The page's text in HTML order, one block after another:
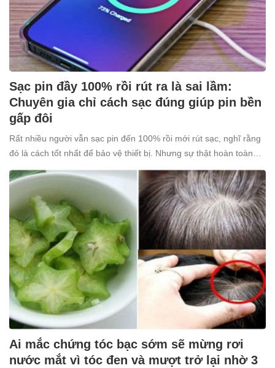
Sạc pin đầy 100% rồi rút ra là sai lầm:
Chuyên gia chỉ cách sạc đúng giúp pin bền
gấp đôi
Rất nhiều người vẫn sạc pin đến 100% rồi mới rút sạc, nghĩ rằng
đó là cách tốt nhất để bảo vệ thiết bị. Nhưng sự thật hoàn toàn
ngược lại: thói quen tưởng chừng “vô hại” này lại âm thầm khiến
pin nhanh chai, giảm tuổi thọ.
Ai mắc chứng tóc bạc sớm sẽ mừng rơi
nước mắt vì tóc đen và mượt trở lại nhờ 3